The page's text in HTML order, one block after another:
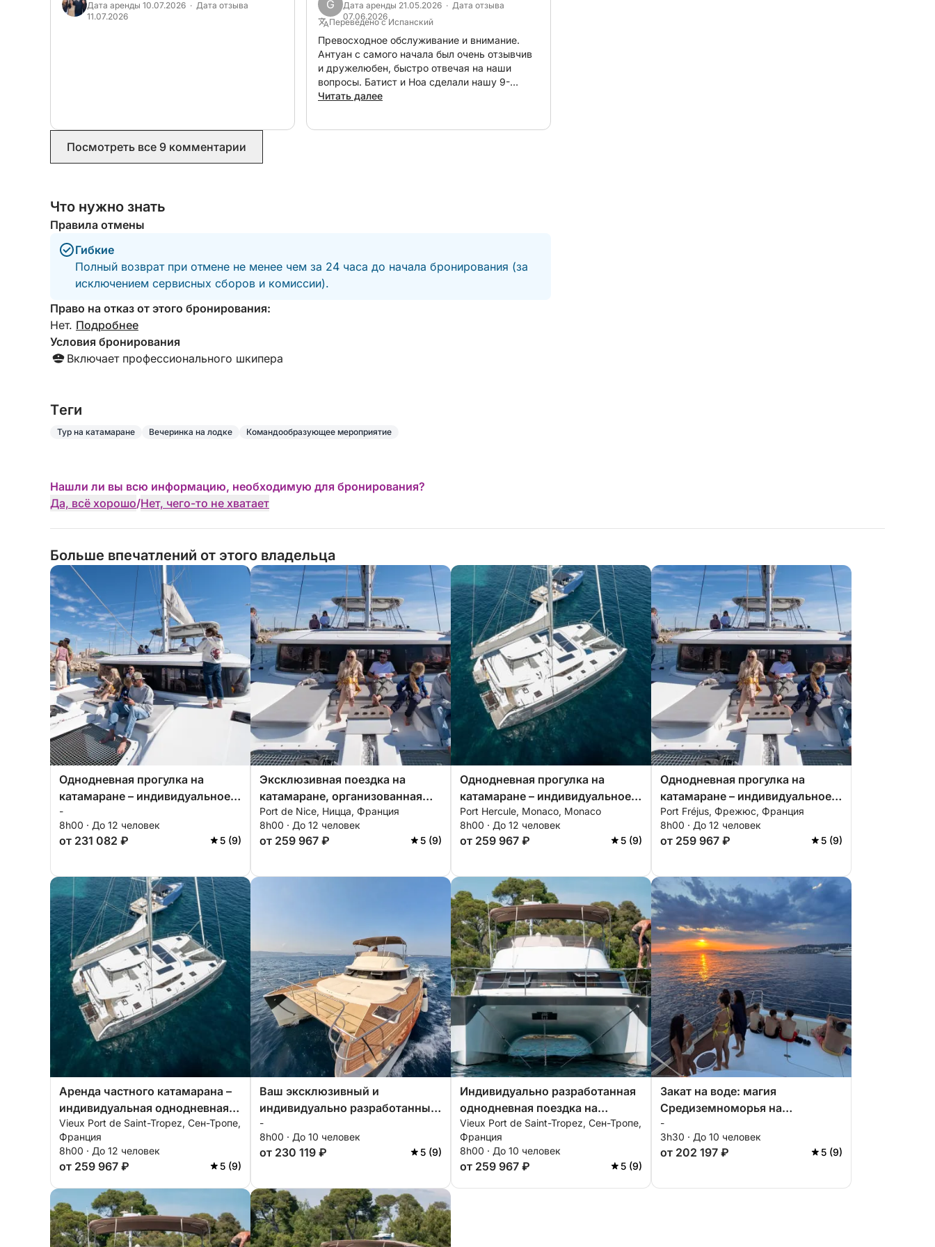
Не стесняйтесь связаться с нами перед бронированием, чтобы мы могли создать
программу, идеально соответствующую вашим ожиданиям (продолжительность,
Продолжительность может быть скорректирована (полдня, 6 часов и т. д.) в соответствии
Дополнительные опции доступны для улучшения вашего опыта (премиум-напитки, водные
виды спорта и т. д.).
остальном!
были очень благодарны. Замечательные
воспоминания для всей семьи. Спасибо!
Дата аренды 10.07.2026 · Дата отзыва
11.07.2026
G
Дата аренды 21.05.2026 · Дата отзыва
07.06.2026
Переведено с Испанский
Превосходное обслуживание и внимание.
Антуан с самого начала был очень отзывчив
и дружелюбен, быстро отвечая на наши
вопросы. Батист и Ноа сделали нашу 9-
часовую поездку незабываемой.
Читать далее
Посмотреть все 9 комментарии
Что нужно знать
Правила отмены
Гибкие
Полный возврат при отмене не менее чем за 24 часа до начала бронирования (за
исключением сервисных сборов и комиссии).
Право на отказ от этого бронирования:
Нет. Подробнее
Условия бронирования
Включает профессионального шкипера
Tеги
Тур на катамаране Вечеринка на лодке Командообразующее мероприятие
Нашли ли вы всю информацию, необходимую для бронирования?
Да, всё хорошо/Нет, чего-то не хватает
Больше впечатлений от этого владельца
Однодневная прогулка на
катамаране – индивидуальное
путешествие с отправлением из
Гольф-Жуана.
-
8h00 · До 12 человек
от 231 082 ₽ 5 (9)
Эксклюзивная поездка на
катамаране, организованная
специально для вас –
однодневная экскурсия из
Ниццы.
Port de Nice, Ницца, Франция
8h00 · До 12 человек
от 259 967 ₽ 5 (9)
Однодневная прогулка на
катамаране – индивидуальное
путешествие с отправлением из
Монако.
Port Hercule, Monaco, Monaco
8h00 · До 12 человек
от 259 967 ₽ 5 (9)
Однодневная прогулка на
катамаране – индивидуальное
путешествие с отправлением из
Фрежюса.
Port Fréjus, Фрежюс, Франция
8h00 · До 12 человек
от 259 967 ₽ 5 (9)
Аренда частного катамарана –
индивидуальная однодневная
поездка из Сен-Тропе.
Vieux Port de Saint-Tropez, Сен-Тропе,
Франция
8h00 · До 12 человек
от 259 967 ₽ 5 (9)
Ваш эксклюзивный и
индивидуально разработанный
тур с отправлением из Гольф-
Жуана.
-
8h00 · До 10 человек
от 230 119 ₽ 5 (9)
Индивидуально разработанная
однодневная поездка на
катамаране с отправлением из
Сен-Тропе.
Vieux Port de Saint-Tropez, Сен-Тропе,
Франция
8h00 · До 10 человек
от 259 967 ₽ 5 (9)
Закат на воде: магия
Средиземноморья на
катамаране
-
3h30 · До 10 человек
от 202 197 ₽ 5 (9)